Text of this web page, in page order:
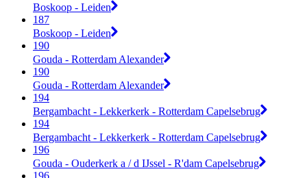
Boskoop - Leiden
187
Boskoop - Leiden
190
Gouda - Rotterdam Alexander
190
Gouda - Rotterdam Alexander
194
Bergambacht - Lekkerkerk - Rotterdam Capelsebrug
194
Bergambacht - Lekkerkerk - Rotterdam Capelsebrug
196
Gouda - Ouderkerk a / d IJssel - R'dam Capelsebrug
196